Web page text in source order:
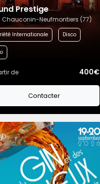
Prestige
Chauconin-Neufmontiers (77)
Internationale Disco
de 400€
Contacter